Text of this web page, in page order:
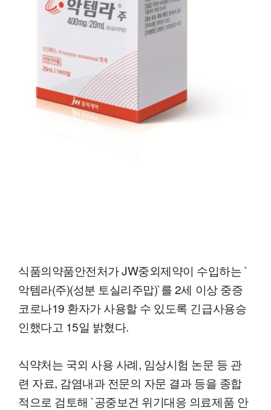
식품의약품안전처가 JW중외제약이 수입하는 `
악템라(주)(성분 토실리주맙)`를 2세 이상 중증
코로나19 환자가 사용할 수 있도록 긴급사용승
인했다고 15일 밝혔다.
식약처는 국외 사용 사례, 임상시험 논문 등 관
련 자료, 감염내과 전문의 자문 결과 등을 종합
적으로 검토해 `공중보건 위기대응 의료제품 안